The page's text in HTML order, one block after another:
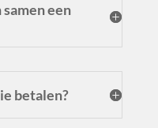
een
betalen?